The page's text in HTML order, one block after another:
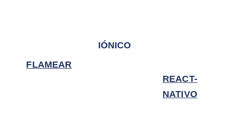
FLAMEAR
IÓNICO
REACT-
NATIVO